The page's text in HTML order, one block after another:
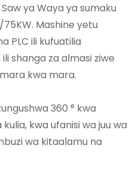
ya Waya ya sumaku
Mashine yetu
PLC ili kufuatilia
shanga za almasi ziwe
kwa mara.
360 ° kwa
kwa ufanisi wa juu wa
wa kitaalamu na